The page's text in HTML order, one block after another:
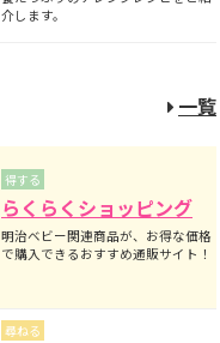
介します。
一覧
得する
らくらくショッピング
明治ベビー関連商品が、お得な価格
で購入できるおすすめ通販サイト！
尋ねる